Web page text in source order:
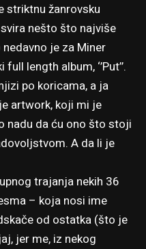
striktnu žanrovsku
nešto što najviše
je za Miner
length album, ‘’Put’’.
po koricama, a ja
artwork, koji mi je
nadu da ću ono što stoji
A da li je
trajanja nekih 36
– koja nosi ime
od ostatka (što je
jer me, iz nekog